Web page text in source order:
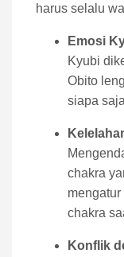
harus selalu
Emosi
Kyubi
Obito
siapa
chakra
chakra
Konflik